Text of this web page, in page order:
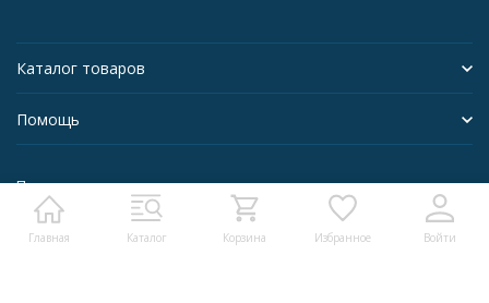
Главная Каталог Корзина Избранное Войти
Каталог товаров
Помощь
Политика персональных данных